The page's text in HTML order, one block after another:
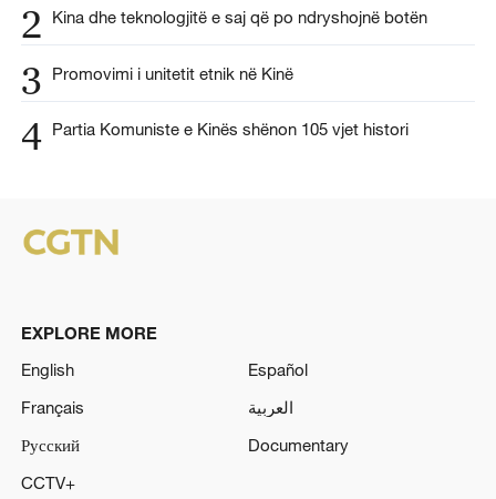
2 Kina dhe teknologjitë e saj që po ndryshojnë botën
3 Promovimi i unitetit etnik në Kinë
4 Partia Komuniste e Kinës shënon 105 vjet histori
EXPLORE MORE
English
Español
Français
العربية
Русский
Documentary
CCTV+